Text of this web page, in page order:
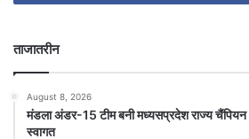
ताजातरीन
August 8, 2026
मंडला अंडर-15 टीम बनी मध्यसप्रदेश राज्य
स्वागत